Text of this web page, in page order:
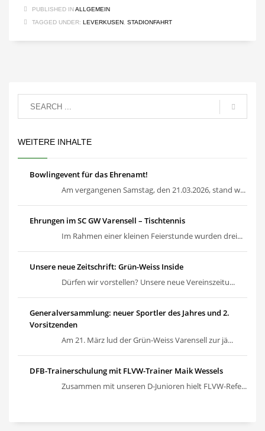
PUBLISHED INALLGEMEIN
TAGGED UNDER: LEVERKUSEN STADIONFAHRT
WEITERE INHALTE
Bowlingevent für das Ehrenamt!
Am vergangenen Samstag, den 21.03.2026, stand w...
Ehrungen im SC GW Varensell – Tischtennis
Im Rahmen einer kleinen Feierstunde wurden drei...
Unsere neue Zeitschrift: Grün-Weiss Inside
Dürfen wir vorstellen? Unsere neue Vereinszeitu...
Generalversammlung: neuer Sportler des Jahres und 2.
Vorsitzenden
Am 21. März lud der Grün-Weiss Varensell zur jä...
DFB-Trainerschulung mit FLVW-Trainer Maik Wessels
Zusammen mit unseren D-Junioren hielt FLVW-Refe...